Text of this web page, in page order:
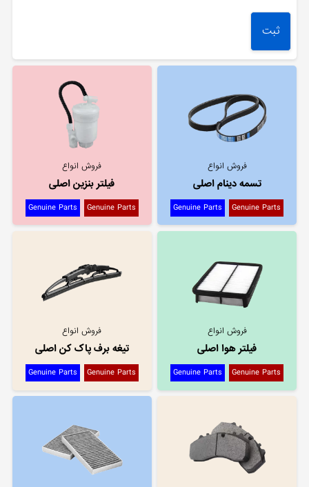
فروش انواع
تسمه دینام اصلی
Genuine Parts
Genuine Parts
فروش انواع
فیلتر بنزین اصلی
Genuine Parts
Genuine Parts
فروش انواع
فیلتر هوا اصلی
Genuine Parts
Genuine Parts
فروش انواع
تیغه برف پاک کن اصلی
Genuine Parts
Genuine Parts